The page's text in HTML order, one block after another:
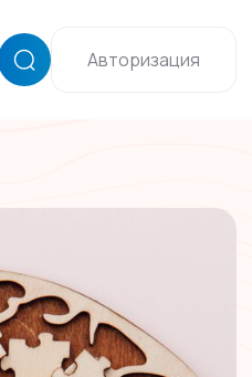
Авторизация